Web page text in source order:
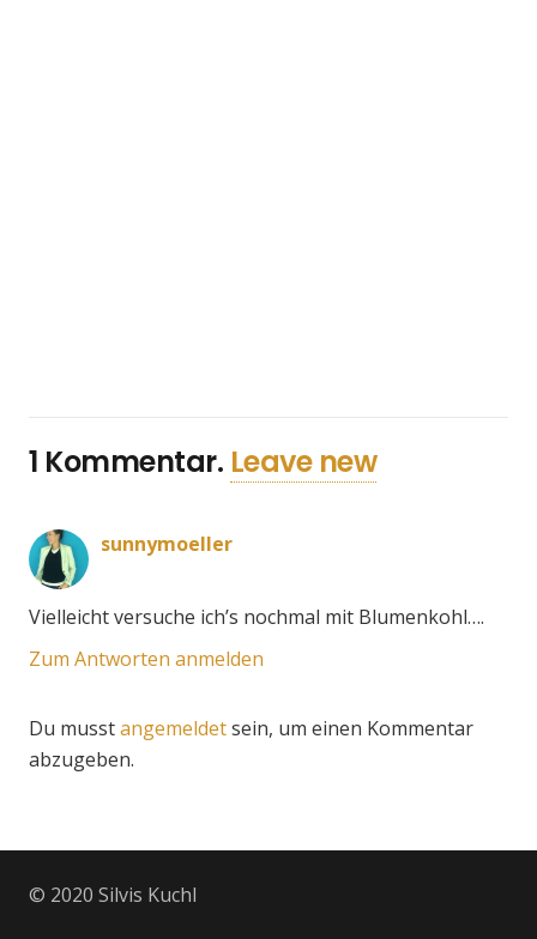
1 Kommentar. Leave new
sunnymoeller
Vielleicht versuche ich’s nochmal mit Blumenkohl….
Zum Antworten anmelden
Du musstangemeldetsein, um einen Kommentar
abzugeben.
© 2020 Silvis Kuchl